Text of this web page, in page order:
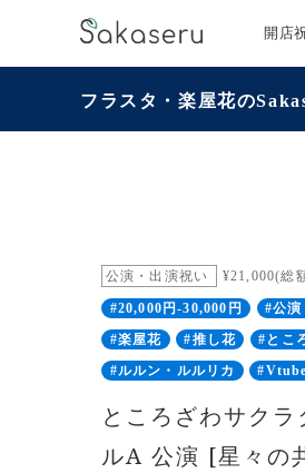
開店
フラスタ・楽屋花の
公演・出演祝い ¥21,000(総
#20,000円-30,000円 #公演
#楽屋花
#推し花 #とこ
#ルルン・ルルリカ
ところざわサク
ルA 公演 [星々